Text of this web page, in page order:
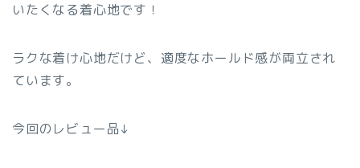
いたくなる着心地です！
ラクな着け心地だけど、適度なホールド感が両立され
ています。
今回のレビュー品↓